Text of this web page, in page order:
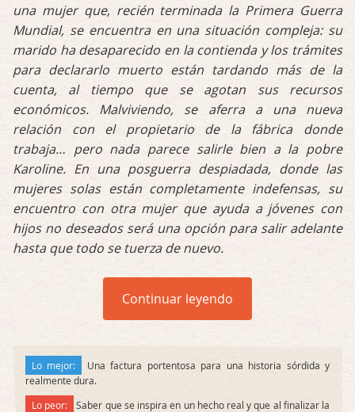
una mujer que, recién terminada la Primera Guerra
Mundial, se encuentra en una situación compleja: su
marido ha desaparecido en la contienda y los trámites
para declararlo muerto están tardando más de la
cuenta, al tiempo que se agotan sus recursos
económicos. Malviviendo, se aferra a una nueva
relación con el propietario de la fábrica donde
trabaja… pero nada parece salirle bien a la pobre
Karoline. En una posguerra despiadada, donde las
mujeres solas están completamente indefensas, su
encuentro con otra mujer que ayuda a jóvenes con
hijos no deseados será una opción para salir adelante
hasta que todo se tuerza de nuevo.
Continuar leyendo
Lo mejor:
Una factura portentosa para una historia sórdida y
realmente dura.
Lo peor:
Saber que se inspira en un hecho real y que al finalizar la